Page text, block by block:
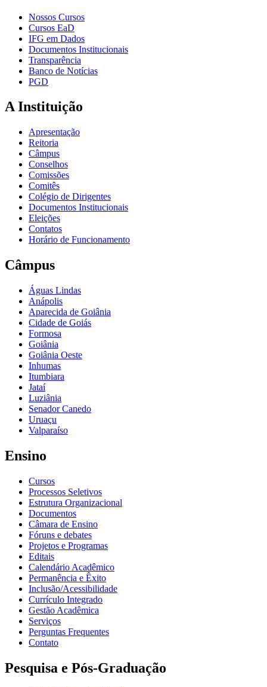
Nossos Cursos
Cursos EaD
IFG em Dados
Documentos Institucionais
Transparência
Banco de Notícias
PGD
A Instituição
Apresentação
Reitoria
Câmpus
Conselhos
Comissões
Comitês
Colégio de Dirigentes
Documentos Institucionais
Eleições
Contatos
Horário de Funcionamento
Câmpus
Águas Lindas
Anápolis
Aparecida de Goiânia
Cidade de Goiás
Formosa
Goiânia
Goiânia Oeste
Inhumas
Itumbiara
Jataí
Luziânia
Senador Canedo
Uruaçu
Valparaíso
Ensino
Cursos
Processos Seletivos
Estrutura Organizacional
Documentos
Câmara de Ensino
Fóruns e debates
Projetos e Programas
Editais
Calendário Acadêmico
Permanência e Êxito
Inclusão/Acessibilidade
Currículo Integrado
Gestão Acadêmica
Serviços
Perguntas Frequentes
Contato
Pesquisa e Pós-Graduação